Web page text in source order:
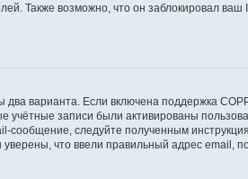
Также возможно, что он заблокировал
варианта. Если включена поддержка
записи были активированы
следуйте полученным
что ввели правильный адрес email,